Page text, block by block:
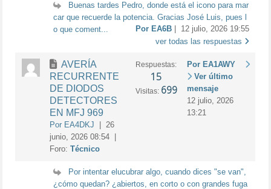
Buenas tardes Pedro, donde está el icono para mar
car que recuerde la potencia. Gracias José Luis, pues l
o que coment...
Por EA6B | 12 julio, 2026 19:55
ver todas las respuestas
AVERÍA
RECURRENTE
DE DIODOS
DETECTORES
EN MFJ 969
Por EA4DKJ | 26
junio, 2026 08:54 |
Foro:Técnico
Respuestas:
15
Visitas: 699
Por EA1AWY
Ver último
mensaje
12 julio, 2026
13:21
Por intentar elucubrar algo, cuando dices "se van",
¿cómo quedan? ¿abiertos, en corto o con grandes fuga